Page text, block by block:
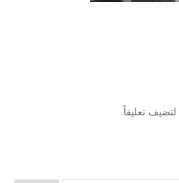
لتضيف تعليقاً.